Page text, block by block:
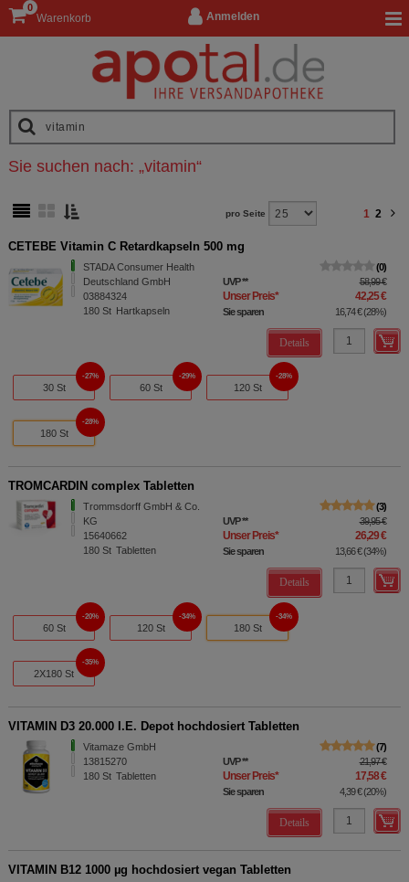
Anmelden
Warenkorb
0
Sie suchen nach: „vitamin“
pro Seite 1 2
CETEBE Vitamin C Retardkapseln 500 mg
STADA Consumer Health
Deutschland GmbH
03884324
180 St Hartkapseln
0
UVP** 58,99 €
Unser Preis* 42,25 €
Sie sparen 16,74 €(28%)
Details
30 St
27%
60 St
29%
120 St
28%
180 St
28%
TROMCARDIN complex Tabletten
Trommsdorff GmbH & Co.
KG
15640662
180 St Tabletten
3
UVP** 39,95 €
Unser Preis* 26,29 €
Sie sparen 13,66 €(34%)
Details
60 St
20%
120 St
34%
180 St
34%
2X180 St
35%
VITAMIN D3 20.000 I.E. Depot hochdosiert Tabletten
Vitamaze GmbH
13815270
180 St Tabletten
7
UVP** 21,97 €
Unser Preis* 17,58 €
Sie sparen 4,39 €(20%)
Details
VITAMIN B12 1000 µg hochdosiert vegan Tabletten